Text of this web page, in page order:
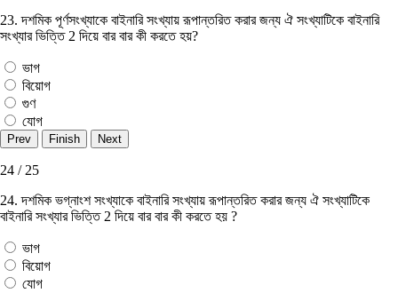
23. দশমিক পূর্ণসংখ্যাকে বাইনারি সংখ্যায় রূপান্তরিত করার জন্য ঐ সংখ্যাটিকে বাইনারি
সংখ্যার ভিত্তি 2 দিয়ে বার বার কী করতে হয়?
ভাগ
বিয়ােগ
গুণ
যােগ
24 / 25
24. দশমিক ভগ্নাংশ সংখ্যাকে বাইনারি সংখ্যায় রূপান্তরিত করার জন্য ঐ সংখ্যাটিকে
বাইনারি সংখ্যার ভিত্তি 2 দিয়ে বার বার কী করতে হয় ?
ভাগ
বিয়ােগ
যােগ